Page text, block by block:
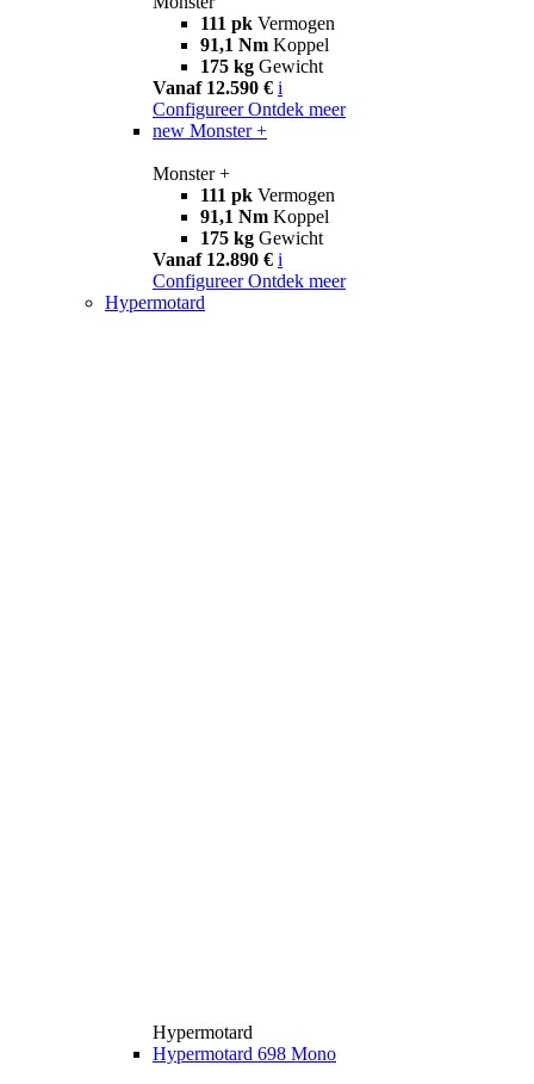
111 pk Vermogen
91,1 Nm Koppel
175 kg Gewicht
Vanaf 12.590 € i
Configureer Ontdek meer
new Monster +
Monster +
111 pk Vermogen
91,1 Nm Koppel
175 kg Gewicht
Vanaf 12.890 € i
Configureer Ontdek meer
Hypermotard
Hypermotard
Hypermotard 698 Mono